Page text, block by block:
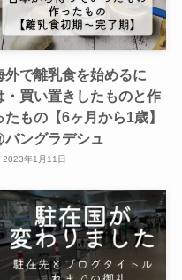
外で離乳食を始めるに
・買い置きしたものと作
たもの【6ヶ月から1歳】
バングラデシュ
2023年1月11日